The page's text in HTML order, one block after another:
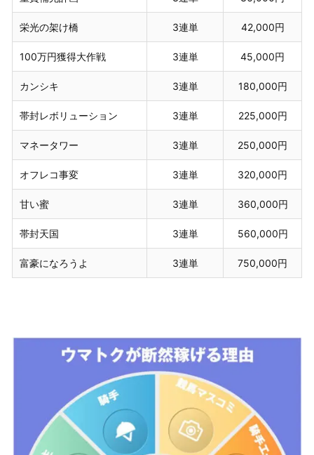
栄光の架け橋 3連単 42,000円
100万円獲得大作戦 3連単 45,000円
カンシキ 3連単 180,000円
帯封レボリューション 3連単 225,000円
マネータワー 3連単 250,000円
オフレコ事変 3連単 320,000円
甘い蜜 3連単 360,000円
帯封天国 3連単 560,000円
富豪になろうよ 3連単 750,000円